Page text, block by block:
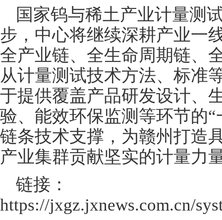
国家钨与稀土产业计量测
步，中心将继续深耕产业一
全产业链、全生命周期链、
从计量测试技术方法、标准
于提供覆盖产品研发设计、
验、能效环保监测等环节的
链条技术支撑，为赣州打造
产业集群贡献坚实的计量力
链接：
https://jxgz.jxnews.com.cn/